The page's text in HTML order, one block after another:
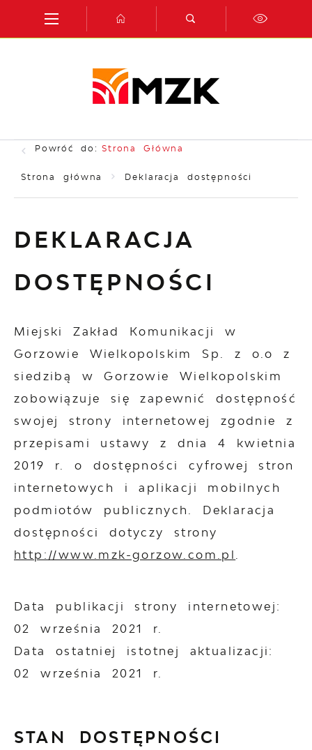
Przejdź do menu.
Przejdź do wyszukiwarki.
Przejdź do treści.
Przejdź do ustawień wielkości czcionki.
Włącz wersję kontrastową strony.
Powróć do: Strona Główna
Strona główna Deklaracja dostępności
DEKLARACJA
DOSTĘPNOŚCI
Miejski Zakład Komunikacji w
Gorzowie Wielkopolskim Sp. z o.o z
siedzibą w Gorzowie Wielkopolskim
zobowiązuje się zapewnić dostępność
swojej strony internetowej
zgodnie z
przepisami ustawy z dnia 4 kwietnia
2019 r. o dostępności cyfrowej stron
internetowych i aplikacji mobilnych
podmiotów publicznych. Deklaracja
dostępności dotyczy strony
http://www.mzk-gorzow.com.pl .
Data publikacji strony internetowej:
02 września 2021 r.
Data ostatniej istotnej aktualizacji:
02 września 2021 r.
STAN DOSTĘPNOŚCI